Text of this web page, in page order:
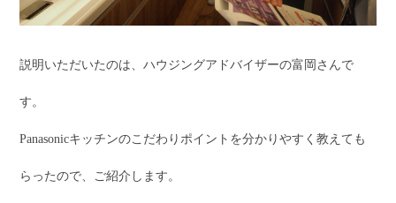
説明いただいたのは、ハウジングアドバイザーの富岡さんで
す。
Panasonicキッチンのこだわりポイントを分かりやすく教えても
らったので、ご紹介します。